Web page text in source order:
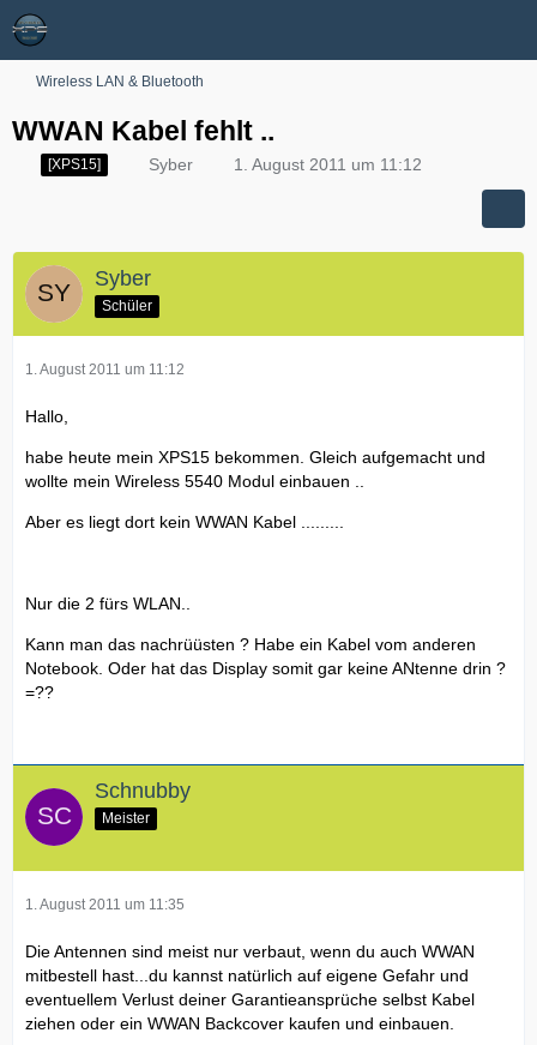
Wireless LAN & Bluetooth
WWAN Kabel fehlt ..
[XPS15] Syber 1. August 2011 um 11:12
Syber
Schüler
1. August 2011 um 11:12
Hallo,
habe heute mein XPS15 bekommen. Gleich aufgemacht und
wollte mein Wireless 5540 Modul einbauen ..
Aber es liegt dort kein WWAN Kabel .........
Nur die 2 fürs WLAN..
Kann man das nachrüüsten ? Habe ein Kabel vom anderen
Notebook. Oder hat das Display somit gar keine ANtenne drin ?
=??
Schnubby
Meister
1. August 2011 um 11:35
Die Antennen sind meist nur verbaut, wenn du auch WWAN
mitbestell hast...du kannst natürlich auf eigene Gefahr und
eventuellem Verlust deiner Garantieansprüche selbst Kabel
ziehen oder ein WWAN Backcover kaufen und einbauen.